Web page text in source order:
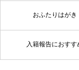
おふたりはがき
入籍報告におすす